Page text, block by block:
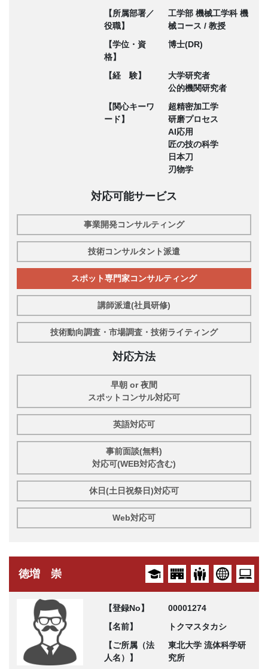
【所属部署／
役職】
工学部 機械工学科 機
械コース / 教授
【学位・資
格】
博士(DR)
【経 験】
大学研究者
公的機関研究者
【関心キーワ
ード】
超精密加工学
研磨プロセス
AI応用
匠の技の科学
日本刀
刃物学
対応可能サービス
事業開発コンサルティング
技術コンサルタント派遣
スポット専門家コンサルティング
講師派遣(社員研修)
技術動向調査・市場調査・技術ライティング
対応方法
早朝 or 夜間
スポットコンサル対応可
英語対応可
事前面談(無料)
対応可(WEB対応含む)
休日(土日祝祭日)対応可
Web対応可
徳増 崇
【登録No】
00001274
【名前】
トクマスタカシ
【ご所属（法
人名）】
東北大学 流体科学研
究所